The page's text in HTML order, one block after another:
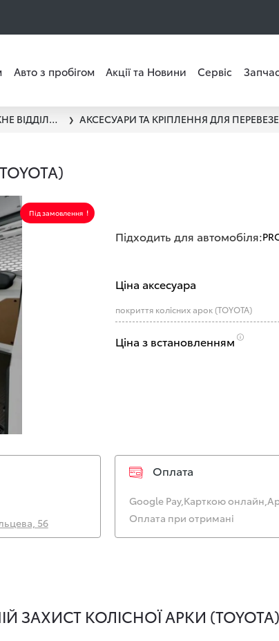
Авто з пробігом Акції та Новини Сервіс
ПЕРЕВЕЗЕННЯ ВАНТАЖУ ТА БАГАЖНЕ ВІДДІЛЕННЯ ❯
Під замовлення
Підходить для автомобіля:
Ціна аксесуара
покриття колісних арок (TOYOTA)
Ціна з встановленням
56
Оплата
Google Pay,Карткою онлайн,
Оплата при отримані
ЗАХИСТ КОЛІСНОЇ АРКИ (TOYOTA)